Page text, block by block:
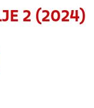
2 (2024)